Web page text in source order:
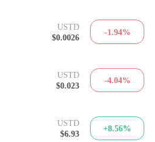
USTD
$0.0026
-1.94%
USTD
$0.023
-4.04%
USTD
$6.93
+8.56%